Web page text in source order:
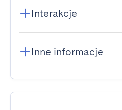
Interakcje
Inne informacje